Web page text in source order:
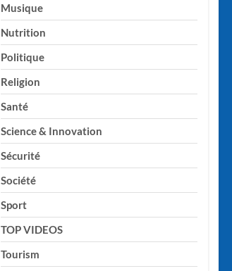
Musique
Nutrition
Politique
Religion
Santé
Science & Innovation
Sécurité
Société
Sport
TOP VIDEOS
Tourism